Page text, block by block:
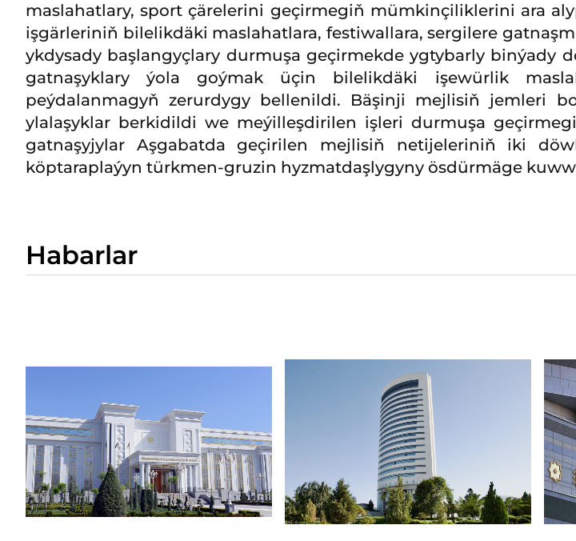
maslahatlary, sport çärelerini geçirmegiň mümkinçiliklerini ara
işgärleriniň bilelikdäki maslahatlara, festiwallara, sergilere
ykdysady başlangyçlary durmuşa geçirmekde ygtybarly binýady
gatnaşyklary ýola goýmak üçin bilelikdäki işewürlik
peýdalanmagyň zerurdygy bellenildi. Bäşinji mejlisiň jemleri
ylalaşyklar berkidildi we meýilleşdirilen işleri durmuşa
gatnaşyjylar Aşgabatda geçirilen mejlisiň netijeleriniň iki
köptaraplaýyn türkmen-gruzin hyzmatdaşlygyny ösdürmäge
Habarlar